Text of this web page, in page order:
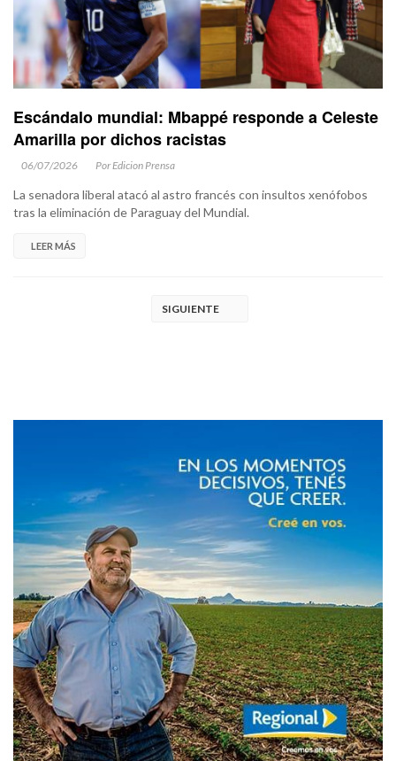
Escándalo mundial: Mbappé responde a Celeste
Amarilla por dichos racistas
06/07/2026 Por Edicion Prensa
La senadora liberal atacó al astro francés con insultos xenófobos
tras la eliminación de Paraguay del Mundial.
LEER MÁS
SIGUIENTE